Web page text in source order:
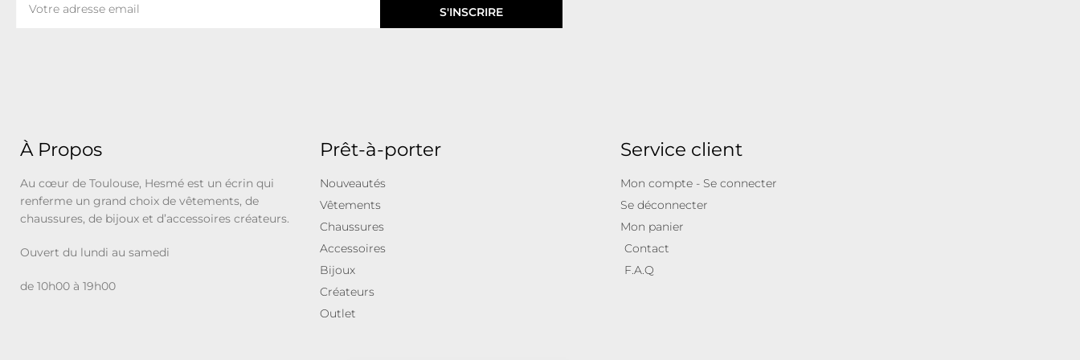
S'INSCRIRE
À Propos
Au cœur de Toulouse, Hesmé est un écrin qui
renferme un grand choix de vêtements, de
chaussures, de bijoux et d’accessoires créateurs.
Ouvert du lundi au samedi
de 10h00 à 19h00
Prêt-à-porter
Nouveautés
Vêtements
Chaussures
Accessoires
Bijoux
Créateurs
Outlet
Service client
Mon compte - Se connecter
Se déconnecter
Mon panier
Contact
F.A.Q